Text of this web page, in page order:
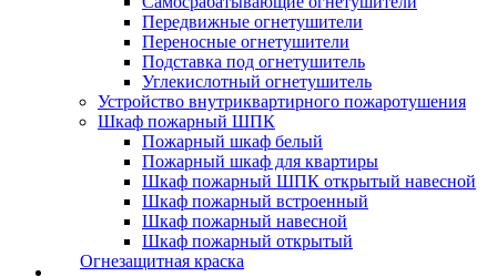
Передвижные огнетушители
Переносные огнетушители
Подставка под огнетушитель
Углекислотный огнетушитель
Устройство внутриквартирного пожаротушения
Шкаф пожарный ШПК
Пожарный шкаф белый
Пожарный шкаф для квартиры
Шкаф пожарный ШПК открытый навесной
Шкаф пожарный встроенный
Шкаф пожарный навесной
Шкаф пожарный открытый
Огнезащитная краска